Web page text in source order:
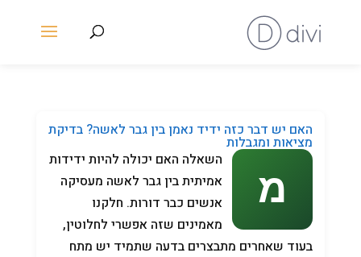
האם יש דבר כזה ידיד נאמן בין גבר לאשה? בדיקת
מציאות ומגבלות
השאלה האם יכולה להיות ידידות
אמיתית בין גבר לאשה מעסיקה
אנשים כבר דורות. חלקנו
מאמינים שזה אפשרי לחלוטין,
בעוד שאחרים מתבצרים בדעה שתמיד יש מתח